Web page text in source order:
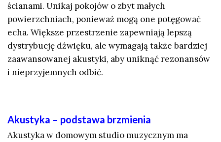
ścianami. Unikaj pokojów o zbyt małych
powierzchniach, ponieważ mogą one potęgować
echa. Większe przestrzenie zapewniają lepszą
dystrybucję dźwięku, ale wymagają także bardziej
zaawansowanej akustyki, aby uniknąć rezonansów
i nieprzyjemnych odbić.
Akustyka – podstawa brzmienia
Akustyka w domowym studio muzycznym ma